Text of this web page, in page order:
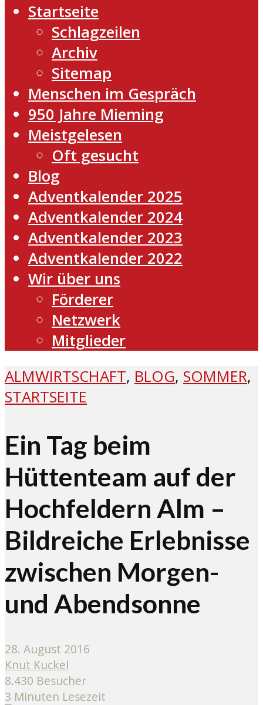
Startseite
Schlagzeilen
Archiv
Sitemap
Menschen im Gespräch
950 Jahre Mieming
Meistgelesen
Oft gesucht
Blog
Adventkalender 2025
Adventkalender 2024
Adventkalender 2023
Adventkalender 2022
Wir über uns
Förderer
Netzwerk
Mitglieder
ALMWIRTSCHAFT, BLOG, SOMMER,
STARTSEITE
Ein Tag beim
Hüttenteam auf der
Hochfeldern Alm –
Bildreiche Erlebnisse
zwischen Morgen-
und Abendsonne
28. August 2016
Knut Kuckel
8.430 Besucher
3 Minuten Lesezeit